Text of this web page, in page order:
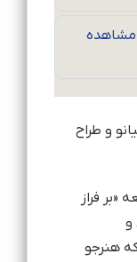
مشاهده
و طراح
فراز
و
هنرجو